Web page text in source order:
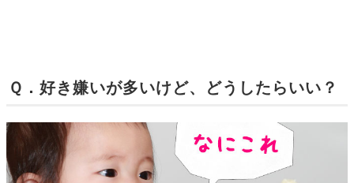
Ｑ．好き嫌いが多いけど、どうしたらいい？